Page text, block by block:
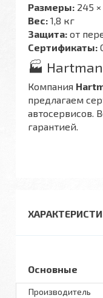
Размеры: 245
Вес: 1,8 кг
Защита: от
Сертификаты:
🏭
Компания
предлагаем
автосервисов.
гарантией.
Основные
Производитель